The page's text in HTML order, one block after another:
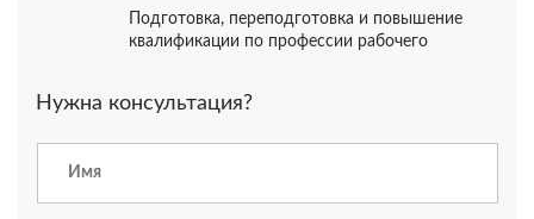
Подготовка, переподготовка и повышение
квалификации по профессии рабочего
Нужна консультация?